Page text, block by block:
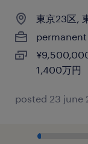
東京23区,
permanent
1,400万円
posted 23 june